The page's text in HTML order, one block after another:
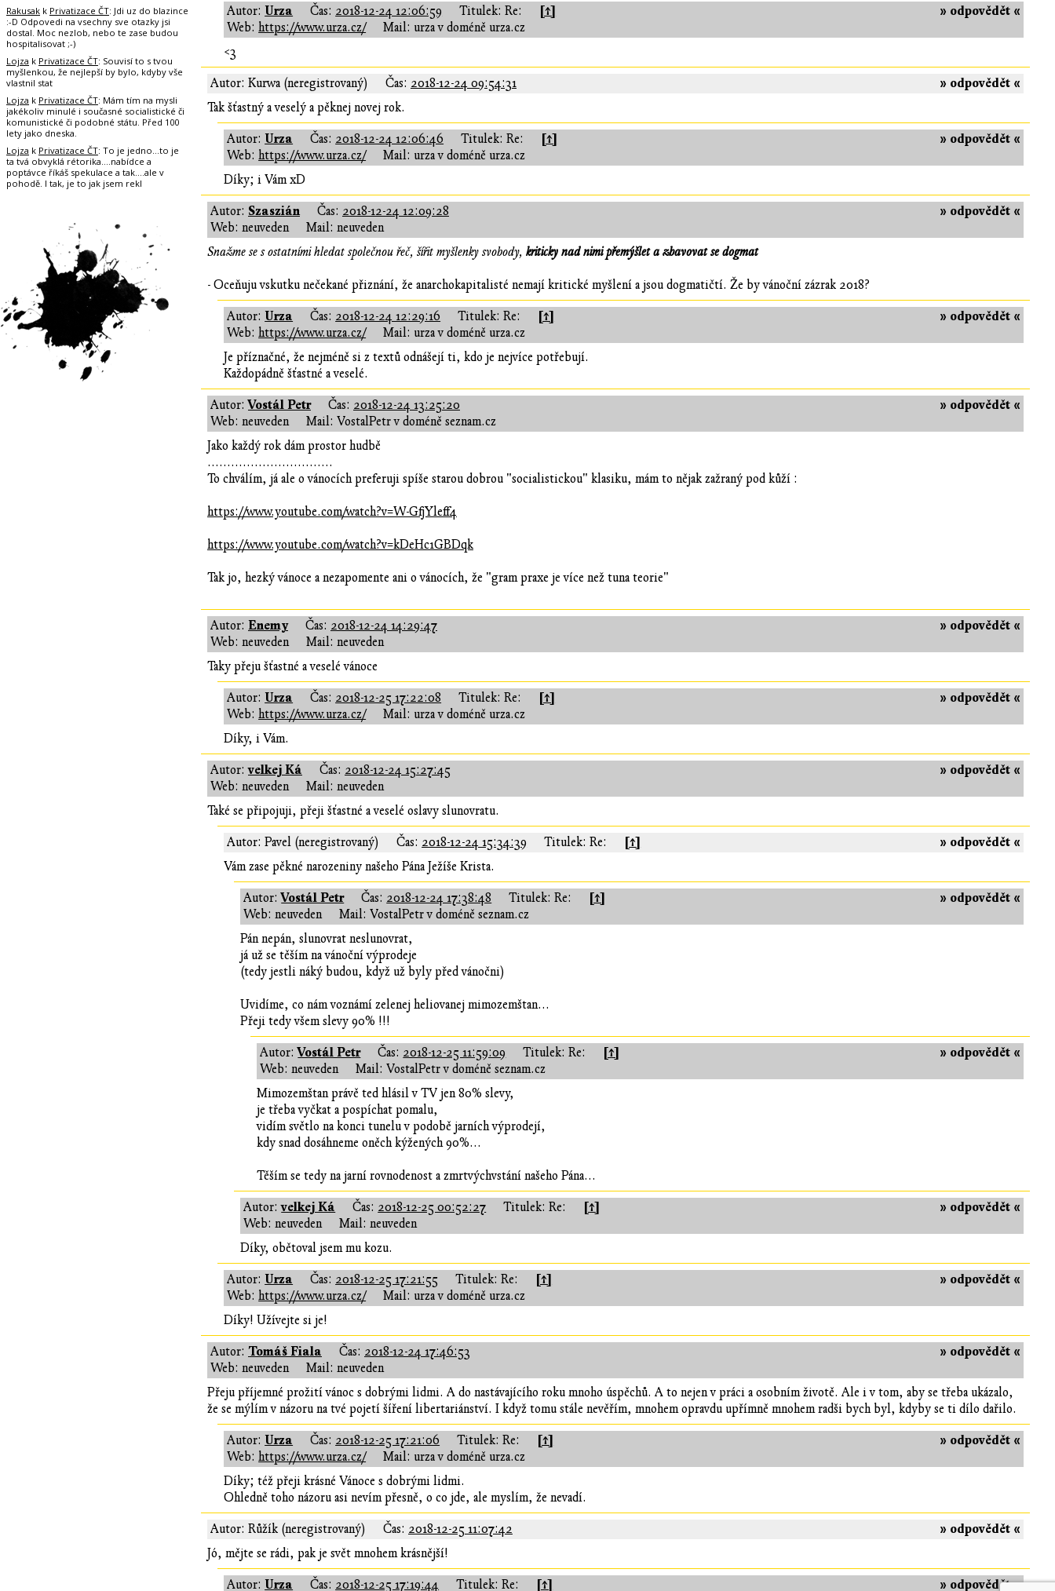
» odpovědět «
Autor: Urza Čas: 2018-12-24 12:06:59 Titulek: Re: [↑]
Web:https://www.urza.cz/
Mail: urza v doméně urza.cz
<3
» odpovědět «
Autor: Kurwa (neregistrovaný) Čas: 2018-12-24 09:54:31
Tak šťastný a veselý a pěknej novej rok.
» odpovědět «
Autor: Urza Čas: 2018-12-24 12:06:46 Titulek: Re: [↑]
Web:https://www.urza.cz/
Mail: urza v doméně urza.cz
Díky; i Vám xD
» odpovědět «
Autor: Szaszián Čas: 2018-12-24 12:09:28
Web: neuveden
Mail: neuveden
Snažme se s ostatními hledat společnou řeč, šířit myšlenky svobody, kriticky nad nimi přemýšlet a zbavovat se dogmat
- Oceňuju vskutku nečekané přiznání, že anarchokapitalisté nemají kritické myšlení a jsou dogmatičtí. Že by vánoční zázrak 2018?
» odpovědět «
Autor: Urza Čas: 2018-12-24 12:29:16 Titulek: Re: [↑]
Web:https://www.urza.cz/
Mail: urza v doméně urza.cz
Je příznačné, že nejméně si z textů odnášejí ti, kdo je nejvíce potřebují.
Každopádně šťastné a veselé.
» odpovědět «
Autor: Vostál Petr Čas: 2018-12-24 13:25:20
Web: neuveden
Mail: VostalPetr v doméně seznam.cz
Jako každý rok dám prostor hudbě
................................
To chválím, já ale o vánocích preferuji spíše starou dobrou "socialistickou" klasiku, mám to nějak zažraný pod kůží :
https://www.youtube.com/watch?v=W-GfjYleff4
https://www.youtube.com/watch?v=kDeHc1GBDqk
Tak jo, hezký vánoce a nezapomente ani o vánocích, že "gram praxe je více než tuna teorie"
» odpovědět «
Autor: Enemy Čas: 2018-12-24 14:29:47
Web: neuveden
Mail: neuveden
Taky přeju šťastné a veselé vánoce
» odpovědět «
Autor: Urza Čas: 2018-12-25 17:22:08 Titulek: Re: [↑]
Web:https://www.urza.cz/
Mail: urza v doméně urza.cz
Díky, i Vám.
» odpovědět «
Autor:velkej Ká Čas: 2018-12-24 15:27:45
Web: neuveden
Mail: neuveden
Také se připojuji, přeji šťastné a veselé oslavy slunovratu.
» odpovědět «
Autor: Pavel (neregistrovaný) Čas: 2018-12-24 15:34:39 Titulek: Re: [↑]
Vám zase pěkné narozeniny našeho Pána Ježíše Krista.
» odpovědět «
Autor:Vostál Petr Čas: 2018-12-24 17:38:48 Titulek: Re: [↑]
Web: neuveden
Mail: VostalPetr v doméně seznam.cz
Pán nepán, slunovrat neslunovrat,
já už se těším na vánoční výprodeje
(tedy jestli náký budou, když už byly před vánočni)
Uvidíme, co nám voznámí zelenej heliovanej mimozemštan...
Přeji tedy všem slevy 90% !!!
» odpovědět «
Autor:Vostál Petr Čas: 2018-12-25 11:59:09 Titulek: Re: [↑]
Web: neuveden
Mail: VostalPetr v doméně seznam.cz
Mimozemštan právě ted hlásil v TV jen 80% slevy,
je třeba vyčkat a pospíchat pomalu,
vidím světlo na konci tunelu v podobě jarních výprodejí,
kdy snad dosáhneme oněch kýžených 90%...
Těším se tedy na jarní rovnodenost a zmrtvýchvstání našeho Pána...
» odpovědět «
Autor:velkej Ká Čas: 2018-12-25 00:52:27 Titulek: Re: [↑]
Web: neuveden
Mail: neuveden
Díky, obětoval jsem mu kozu.
» odpovědět «
Autor: Urza Čas: 2018-12-25 17:21:55 Titulek: Re: [↑]
Web:https://www.urza.cz/
Mail: urza v doméně urza.cz
Díky! Užívejte si je!
» odpovědět «
Autor: Tomáš Fiala Čas: 2018-12-24 17:46:53
Web: neuveden
Mail: neuveden
Přeju příjemné prožití vánoc s dobrými lidmi. A do nastávajícího roku mnoho úspěchů. A to nejen v práci a osobním životě. Ale i v tom, aby se třeba ukázalo,
že se mýlím v názoru na tvé pojetí šíření libertariánství. I když tomu stále nevěřím, mnohem opravdu upřímně mnohem radši bych byl, kdyby se ti dílo dařilo.
» odpovědět «
Autor: Urza Čas: 2018-12-25 17:21:06 Titulek: Re: [↑]
Web:https://www.urza.cz/
Mail: urza v doméně urza.cz
Díky; též přeji krásné Vánoce s dobrými lidmi.
Ohledně toho názoru asi nevím přesně, o co jde, ale myslím, že nevadí.
» odpovědět «
Autor: Růžík (neregistrovaný) Čas: 2018-12-25 11:07:42
Jó, mějte se rádi, pak je svět mnohem krásnější!
» odpovědět «
Autor: Urza Čas: 2018-12-25 17:19:44 Titulek: Re: [↑]
Rakusak k Privatizace ČT: Jdi uz do blazince
:-D Odpovedi na vsechny sve otazky jsi
dostal. Moc nezlob, nebo te zase budou
hospitalisovat ;-)
Lojza k Privatizace ČT: Souvisí to s tvou
myšlenkou, že nejlepší by bylo, kdyby vše
vlastnil stat
Lojza k Privatizace ČT: Mám tím na mysli
jakékoliv minulé i současné socialistické či
komunistické či podobné státu. Před 100
lety jako dneska.
Lojza k Privatizace ČT: To je jedno...to je
ta tvá obvyklá rétorika....nabídce a
poptávce říkáš spekulace a tak....ale v
pohodě. I tak, je to jak jsem rekl